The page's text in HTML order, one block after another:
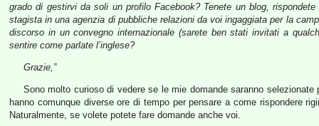
grado di gestirvi da soli un profilo Facebook? Tenete un blog,
stagista in una agenzia di pubbliche relazioni da voi ingaggiata per la
discorso in un convegno internazionale (sarete ben stati invitati a
sentire come parlate l’inglese?
Grazie,”
Sono molto curioso di vedere se le mie domande saranno
hanno comunque diverse ore di tempo per pensare a come rispondere
Naturalmente, se volete potete fare domande anche voi.